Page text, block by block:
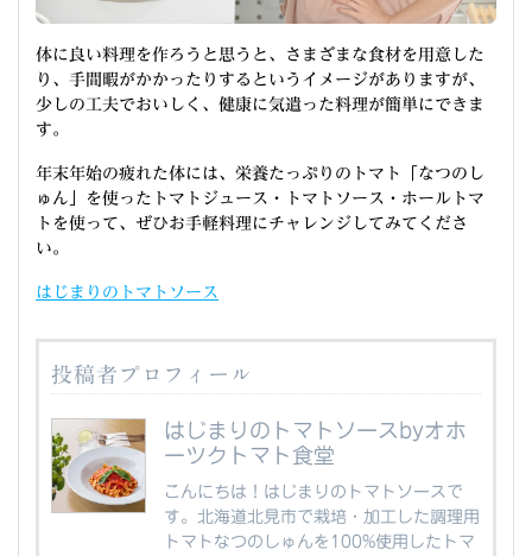
体に良い料理を作ろうと思うと、さまざまな食材を用意した
り、手間暇がかかったりするというイメージがありますが、
少しの工夫でおいしく、健康に気遣った料理が簡単にできま
す。
年末年始の疲れた体には、栄養たっぷりのトマト「なつのし
ゅん」を使ったトマトジュース・トマトソース・ホールトマ
トを使って、ぜひお手軽料理にチャレンジしてみてくださ
い。
はじまりのトマトソース
投稿者プロフィール
はじまりのトマトソースbyオホ
ーツクトマト食堂
こんにちは！はじまりのトマトソースで
す。北海道北見市で栽培・加工した調理用
トマトなつのしゅんを100%使用したトマ